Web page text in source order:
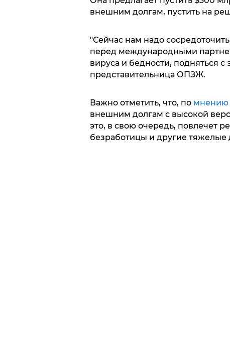
внешним долгам, пустить на
"Сейчас нам надо
перед международными
вируса и бедности, подняться
представительница ОПЗЖ.
Важно отметить, что, по мнению
внешним долгам с высокой
это, в свою очередь, повлечет
безработицы и другие тяжелые